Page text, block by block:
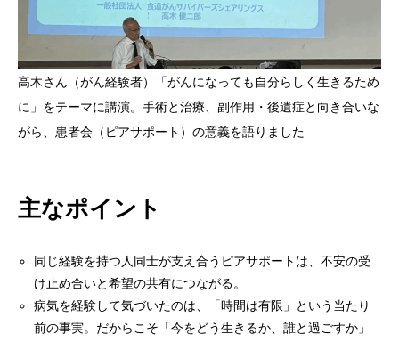
高木さん（がん経験者）「がんになっても自分らしく生きるため
に」をテーマに講演。手術と治療、副作用・後遺症と向き合いな
がら、患者会（ピアサポート）の意義を語りました
主なポイント
同じ経験を持つ人同士が支え合うピアサポートは、不安の受
け止め合いと希望の共有につながる。
病気を経験して気づいたのは、「時間は有限」という当たり
前の事実。だからこそ「今をどう生きるか、誰と過ごすか」